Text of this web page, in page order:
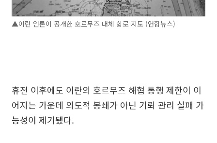
▲이란 언론이 공개한 호르무즈 대체 항로 지도 (연합뉴스)
휴전 이후에도 이란의 호르무즈 해협 통행 제한이 이
어지는 가운데 의도적 봉쇄가 아닌 기뢰 관리 실패 가
능성이 제기됐다.